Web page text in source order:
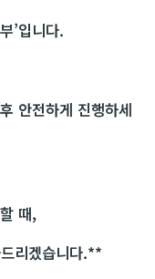
’입니다.
안전하게 진행하세
때,
리겠습니다.**